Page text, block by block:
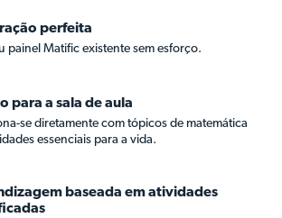
perfeita
painel Matific existente sem esforço.
para a sala de aula
se diretamente com tópicos de matemática
essenciais para a vida.
baseada em atividades